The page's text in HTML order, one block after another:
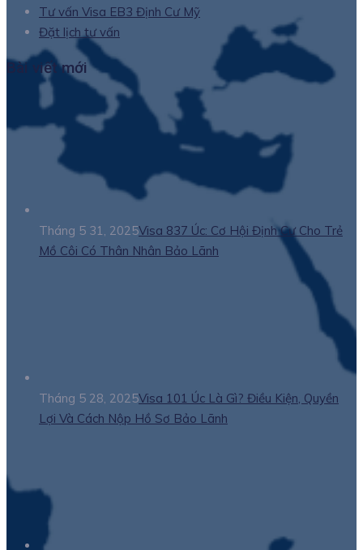
Tư vấn Visa EB3 Định Cư Mỹ
Đặt lịch tư vấn
Bài viết mới
Tháng 5 31, 2025Visa 837 Úc: Cơ Hội Định Cư Cho Trẻ
Mồ Côi Có Thân Nhân Bảo Lãnh
Tháng 5 28, 2025Visa 101 Úc Là Gì? Điều Kiện, Quyền
Lợi Và Cách Nộp Hồ Sơ Bảo Lãnh